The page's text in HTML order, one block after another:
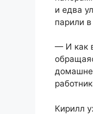
и едва
парили
— И как
Кирилл